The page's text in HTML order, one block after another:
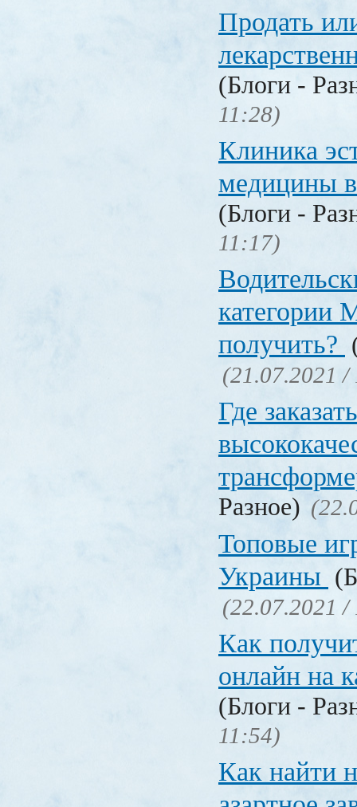
Продать
(Блоги -
11:28)
Клиника
медицины
(Блоги -
11:17)
категории
получить?
(21.07.2021 /
Где заказать
Разное)
Топовые
Украины
(22.07.2021 /
Как
онлайн на
(Блоги -
11:54)
Как найти